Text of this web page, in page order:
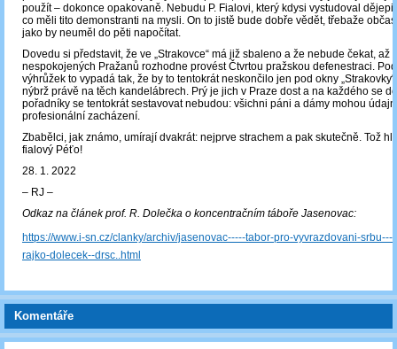
použít – dokonce opakovaně. Nebudu P. Fialovi, který kdysi vystudoval
co měli tito demonstranti na mysli. On to jistě bude dobře vědět, třebaže
jako by neuměl do pěti napočítat.
Dovedu si představit, že ve „Strakovce“ má již sbaleno a že nebude čekat, až
nespokojených Pražanů rozhodne provést Čtvrtou pražskou defenestraci.
výhrůžek to vypadá tak, že by to tentokrát neskončilo jen pod okny „Strakovky“
nýbrž právě na těch kandelábrech. Prý je jich v Praze dost a na každého se
pořadníky se tentokrát sestavovat nebudou: všichni páni a dámy mohou
profesionální zacházení.
Zbabělci, jak známo, umírají dvakrát: nejprve strachem a pak skutečně. Tož
fialový Péťo!
28. 1. 2022
‒ RJ ‒
Odkaz na článek prof. R. Dolečka o koncentračním táboře Jasenovac:
https://www.i-sn.cz/clanky/archiv/jasenovac-----tabor-pro-vyvrazdovani-
rajko-dolecek--drsc..html
Komentáře